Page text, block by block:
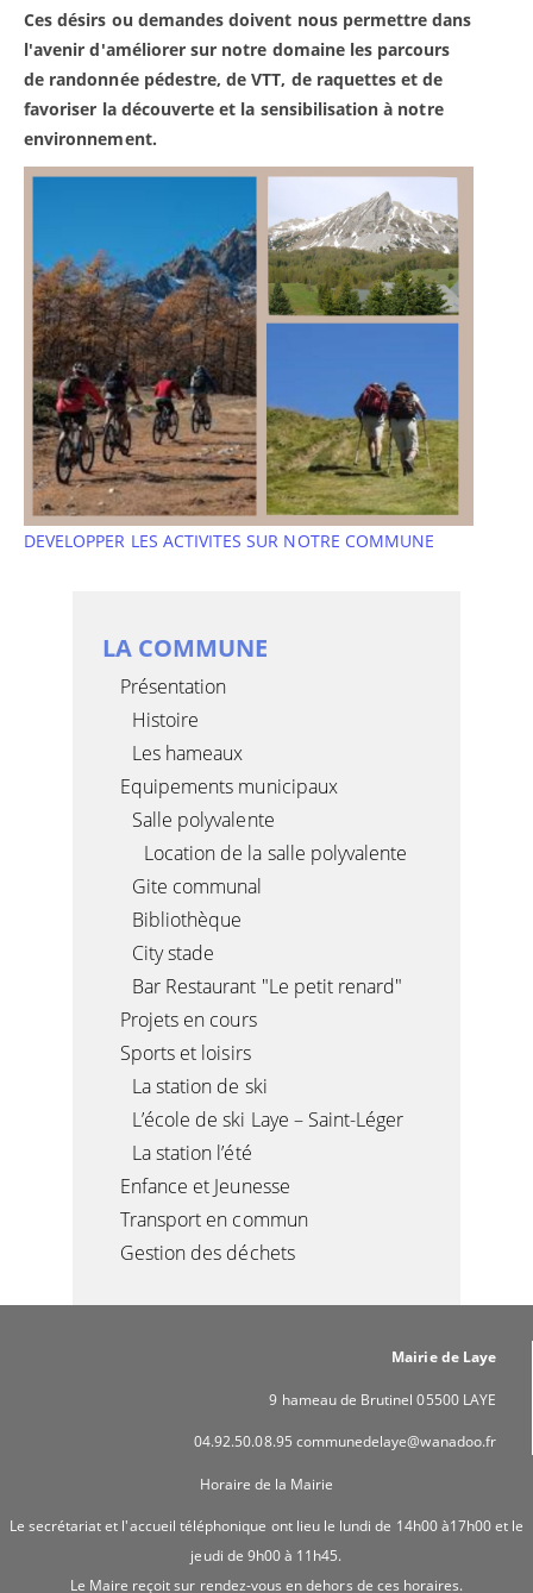
Ces désirs ou demandes doivent nous permettre dans
l'avenir d'améliorer sur notre domaine les parcours
de randonnée pédestre, de VTT, de raquettes et de
favoriser la découverte et la sensibilisation à notre
environnement.
DEVELOPPER LES ACTIVITES SUR NOTRE COMMUNE
LA COMMUNE
Présentation
Histoire
Les hameaux
Equipements municipaux
Salle polyvalente
Location de la salle polyvalente
Gite communal
Bibliothèque
City stade
Bar Restaurant "Le petit renard"
Projets en cours
Sports et loisirs
La station de ski
L’école de ski Laye – Saint-Léger
La station l’été
Enfance et Jeunesse
Transport en commun
Gestion des déchets
Mairie de Laye
9 hameau de Brutinel 05500 LAYE
04.92.50.08.95 communedelaye@wanadoo.fr
Horaire de la Mairie
Le secrétariat et l'accueil téléphonique ont lieu le lundi de 14h00 à17h00 et le
jeudi de 9h00 à 11h45.
Le Maire reçoit sur rendez-vous en dehors de ces horaires.